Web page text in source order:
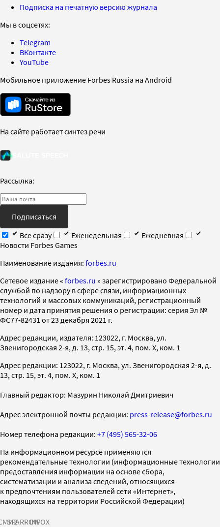
Подписка на печатную версию журнала
Мы в соцсетях:
Telegram
ВКонтакте
YouTube
Мобильное приложение Forbes Russia на Android
На сайте работает синтез речи
Рассылка:
Подписаться
Все сразу
Еженедельная
Ежедневная
Новости Forbes Games
Наименование издания: forbes.ru
Cетевое издание « forbes.ru » зарегистрировано Федеральной
службой по надзору в сфере связи, информационных
технологий и массовых коммуникаций, регистрационный
номер и дата принятия решения о регистрации: серия Эл №
ФС77-82431 от 23 декабря 2021 г.
Адрес редакции, издателя: 123022, г. Москва, ул.
Звенигородская 2-я, д. 13, стр. 15, эт. 4, пом. X, ком. 1
Адрес редакции: 123022, г. Москва, ул. Звенигородская 2-я, д.
13, стр. 15, эт. 4, пом. X, ком. 1
Главный редактор: Мазурин Николай Дмитриевич
Адрес электронной почты редакции: press-release@forbes.ru
Номер телефона редакции: +7 (495) 565-32-06
На информационном ресурсе применяются
рекомендательные технологии (информационные технологии
предоставления информации на основе сбора,
систематизации и анализа сведений, относящихся
к предпочтениям пользователей сети «Интернет»,
находящихся на территории Российской Федерации)
SPARROWINFOX